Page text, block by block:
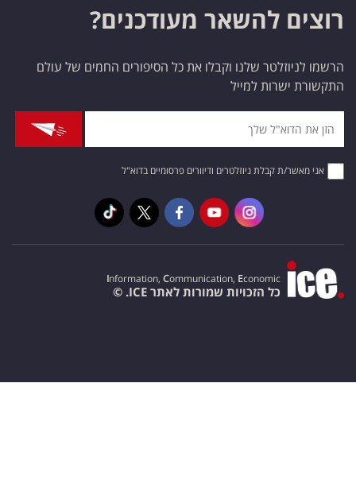
רוצים להשאר מעודכנים?
הרשמו לניוזלטר שלנו וקבלו את כל הסיפורים החמים של עולם
התקשורת ישרות למייל
אני מאשר/ת קבלת ניוזלטרים ודיוורים פרסומיים בדוא"ל
Information, Communication, Economic
כל הזכויות שמורות לאתר ICE. ©